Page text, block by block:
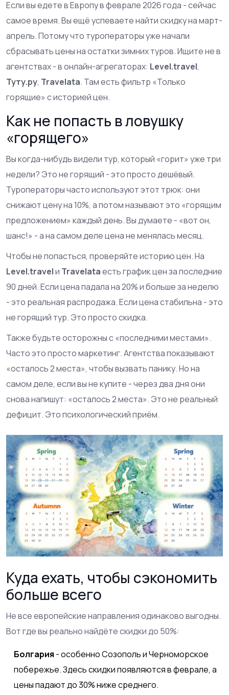
Если вы едете в Европу в феврале 2026 года - сейчас
самое время. Вы ещё успеваете найти скидку на март-
апрель. Потому что туроператоры уже начали
сбрасывать цены на остатки зимних туров. Ищите не в
агентствах - в онлайн-агрегаторах: Level.travel,
Туту.ру, Travelata. Там есть фильтр «Только
горящие» с историей цен.
Как не попасть в ловушку
«горящего»
Вы когда-нибудь видели тур, который «горит» уже три
недели? Это не горящий - это просто дешёвый.
Туроператоры часто используют этот трюк: они
снижают цену на 10%, а потом называют это «горящим
предложением» каждый день. Вы думаете - «вот он,
шанс!» - а на самом деле цена не менялась месяц.
Чтобы не попасться, проверяйте историю цен. На
Level.travelи Travelataесть график цен за последние
90 дней. Если цена падала на 20% и больше за неделю
- это реальная распродажа. Если цена стабильна - это
не горящий тур. Это просто скидка.
Также будьте осторожны с «последними местами».
Часто это просто маркетинг. Агентства показывают
«осталось 2 места», чтобы вызвать панику. Но на
самом деле, если вы не купите - через два дня они
снова напишут: «осталось 2 места». Это не реальный
дефицит. Это психологический приём.
Куда ехать, чтобы сэкономить
больше всего
Не все европейские направления одинаково выгодны.
Вот где вы реально найдёте скидки до 50%:
Болгария - особенно Созополь и Черноморское
побережье. Здесь скидки появляются в феврале, а
цены падают до 30% ниже среднего.